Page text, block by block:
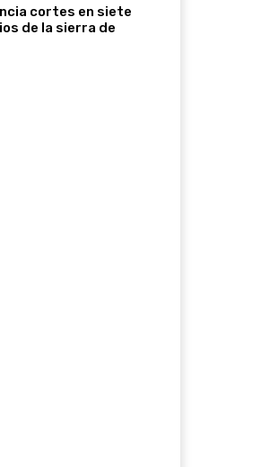
cortes en siete
de la sierra de